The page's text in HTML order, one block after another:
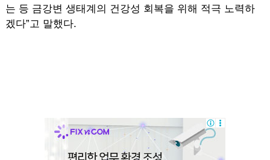
는 등 금강변 생태계의 건강성 회복을 위해 적극 노력하
겠다”고 말했다.